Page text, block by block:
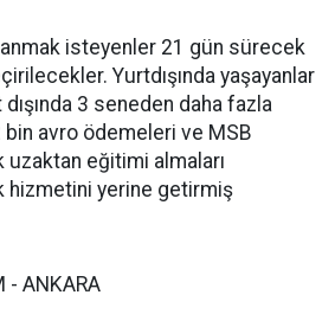
isteyenler 21 gün sürecek
Yurtdışında yaşayanlar
3 seneden daha fazla
bin avro ödemeleri ve MSB
eğitimi almaları
hizmetini yerine getirmiş
- ANKARA